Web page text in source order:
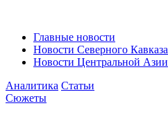
Главные новости
Новости Северного Кавказа
Новости Центральной Азии
Аналитика Статьи
Сюжеты